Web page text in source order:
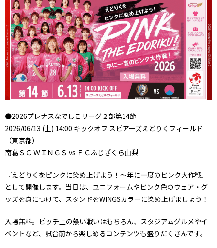
●2026プレナスなでしこリーグ２部第14節
2026/06/13 (土) 14:00 キックオフ スピアーズえどりくフィールド
（東京都）
南葛ＳＣ ＷＩＮＧＳ vs ＦＣふじざくら山梨
『えどりくをピンクに染め上げよう！～年に一度のピンク大作戦』
として開催します。当日は、ユニフォームやピンク色のウェア・グ
ッズを身につけて、スタンドをWINGSカラーに染め上げましょう！
入場無料。ピッチ上の熱い戦いはもちろん、スタジアムグルメやイ
ベントなど、試合前から楽しめるコンテンツも盛りだくさんです。